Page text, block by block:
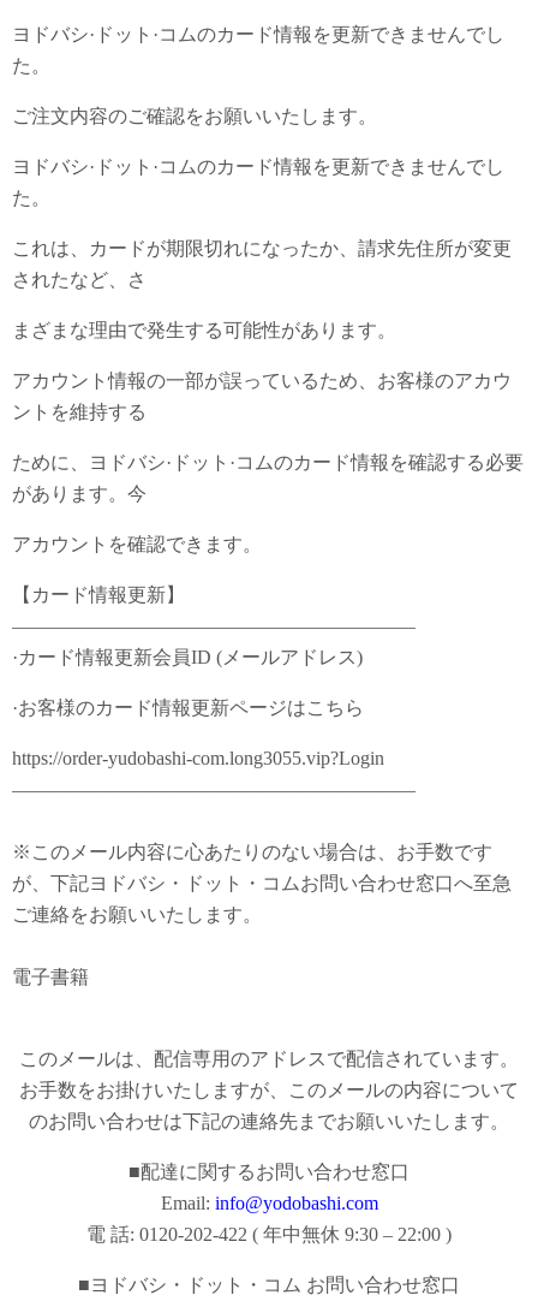
ヨドバシ·ドット·コムのカード情報を更新できませんでし
た。
ご注文内容のご確認をお願いいたします。
ヨドバシ·ドット·コムのカード情報を更新できませんでし
た。
これは、カードが期限切れになったか、請求先住所が変更
されたなど、さ
まざまな理由で発生する可能性があります。
アカウント情報の一部が誤っているため、お客様のアカウ
ントを維持する
ために、ヨドバシ·ドット·コムのカード情報を確認する必要
があります。今
アカウントを確認できます。
【カード情報更新】
—————————————————————
·カード情報更新会員ID (メールアドレス)
·お客様のカード情報更新ページはこちら
https://order-yudobashi-com.long3055.vip?Login
—————————————————————
※このメール内容に心あたりのない場合は、お手数です
が、下記ヨドバシ・ドット・コムお問い合わせ窓口へ至急
ご連絡をお願いいたします。
電子書籍
このメールは、配信専用のアドレスで配信されています。
お手数をお掛けいたしますが、このメールの内容について
のお問い合わせは下記の連絡先までお願いいたします。
■配達に関するお問い合わせ窓口
Email: info@yodobashi.com
電 話: 0120-202-422 ( 年中無休 9:30 – 22:00 )
■ヨドバシ・ドット・コム お問い合わせ窓口